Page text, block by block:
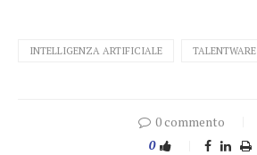
INTELLIGENZA ARTIFICIALE TALENTWARE
0 commento
0